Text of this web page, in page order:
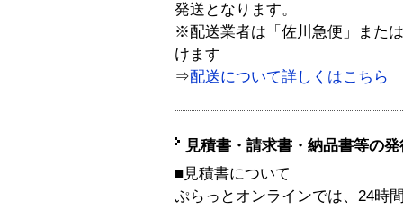
発送となります。
※配送業者は「佐川急便」また
けます
⇒配送について詳しくはこちら
見積書・請求書・納品書等の
■見積書について
ぷらっとオンラインでは、24時